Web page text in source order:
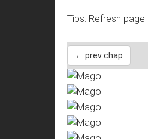
Tips: Refresh
← prev chap